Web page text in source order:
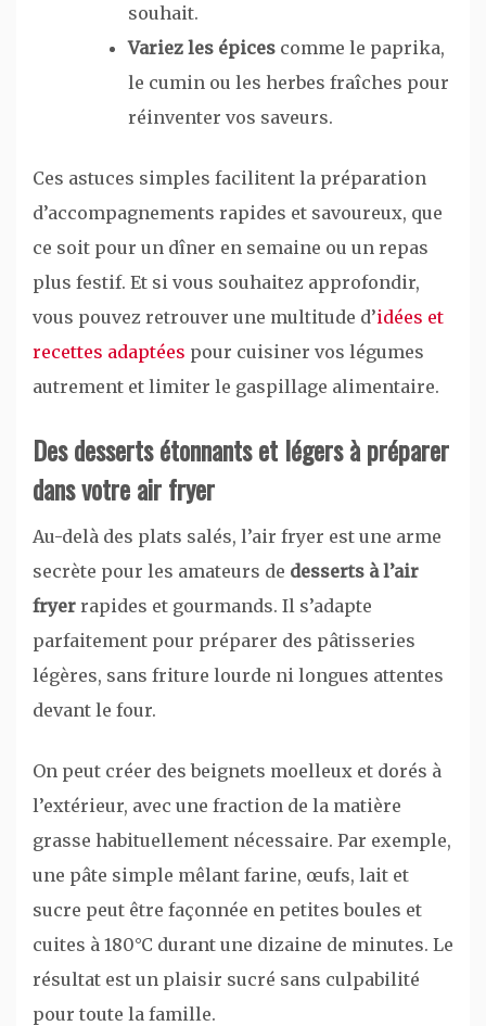
souhait.
Variez les épices comme le paprika,
le cumin ou les herbes fraîches pour
réinventer vos saveurs.
Ces astuces simples facilitent la préparation
d’accompagnements rapides et savoureux, que
ce soit pour un dîner en semaine ou un repas
plus festif. Et si vous souhaitez approfondir,
vous pouvez retrouver une multitude d’idées et
recettes adaptées pour cuisiner vos légumes
autrement et limiter le gaspillage alimentaire.
Des desserts étonnants et légers à préparer
dans votre air fryer
Au-delà des plats salés, l’air fryer est une arme
secrète pour les amateurs de desserts à l’air
fryer rapides et gourmands. Il s’adapte
parfaitement pour préparer des pâtisseries
légères, sans friture lourde ni longues attentes
devant le four.
On peut créer des beignets moelleux et dorés à
l’extérieur, avec une fraction de la matière
grasse habituellement nécessaire. Par exemple,
une pâte simple mêlant farine, œufs, lait et
sucre peut être façonnée en petites boules et
cuites à 180°C durant une dizaine de minutes. Le
résultat est un plaisir sucré sans culpabilité
pour toute la famille.